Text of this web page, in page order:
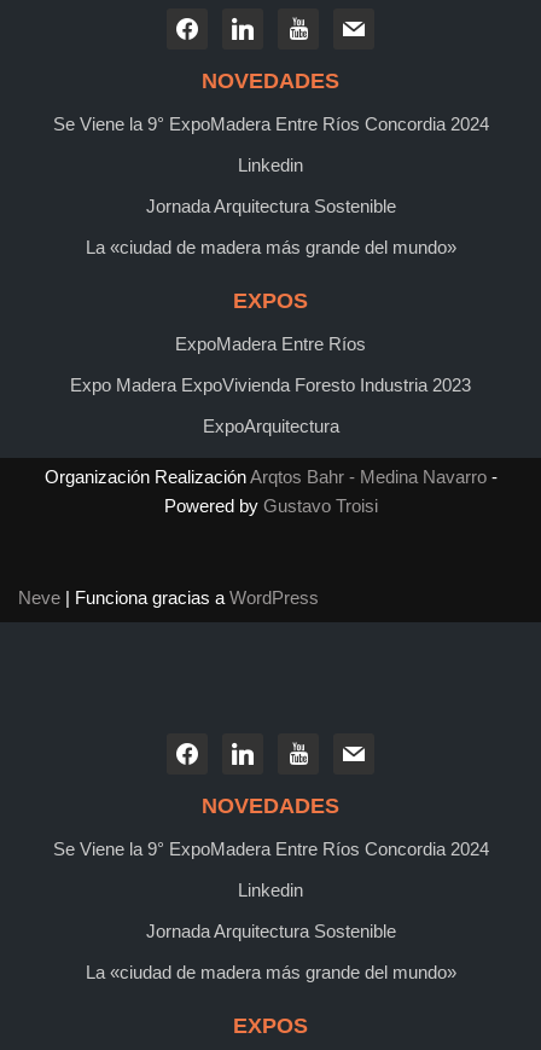
NOVEDADES
Se Viene la 9° ExpoMadera Entre Ríos Concordia 2024
Linkedin
Jornada Arquitectura Sostenible
La «ciudad de madera más grande del mundo»
EXPOS
ExpoMadera Entre Ríos
Expo Madera ExpoVivienda Foresto Industria 2023
ExpoArquitectura
Organización RealizaciónArqtos Bahr - Medina Navarro-
Powered by Gustavo Troisi
Neve | Funciona gracias a WordPress
NOVEDADES
Se Viene la 9° ExpoMadera Entre Ríos Concordia 2024
Linkedin
Jornada Arquitectura Sostenible
La «ciudad de madera más grande del mundo»
EXPOS